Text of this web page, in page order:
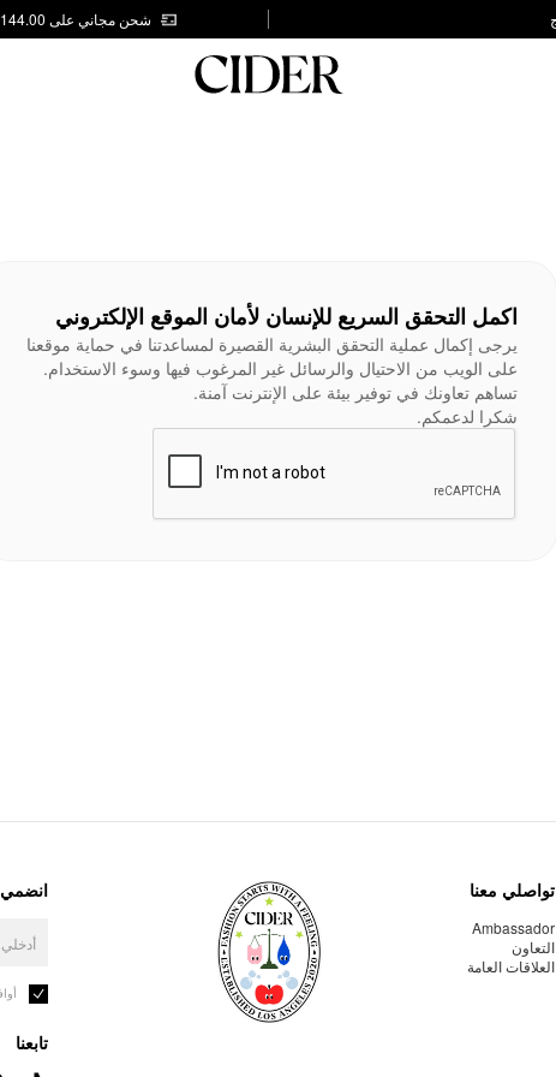
شحن مجاني على AED 144.00
اكمل التحقق السريع للإنسان لأمان الموقع الإلكتروني
يرجى إكمال عملية التحقق البشرية القصيرة لمساعدتنا في حماية موقعنا
على الويب من الاحتيال والرسائل غير المرغوب فيها وسوء الاستخدام.
تساهم تعاونك في توفير بيئة على الإنترنت آمنة.
شكرا لدعمكم.
تواصلي معنا
Ambassador
التعاون
العلاقات العامة
انضمي
تابعنا